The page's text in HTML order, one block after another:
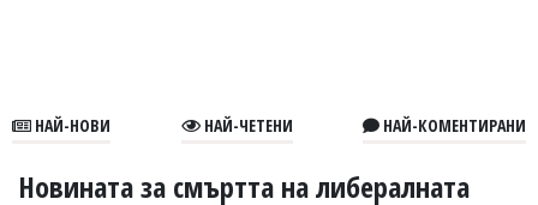
В
НАЙ-НОВИ НАЙ-ЧЕТЕНИ НАЙ-КОМЕНТИРАНИ
Новината за смъртта на либералната